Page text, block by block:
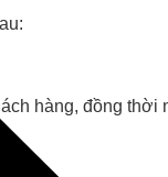
hàng, đồng thời